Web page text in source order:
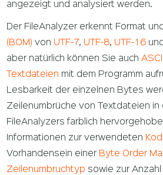
angezeigt und analysiert werden.
Der FileAnalyzer erkennt Format und
(BOM) von UTF-7, UTF-8, UTF-16 und
aber natürlich können Sie auch
Textdateien mit dem Programm
Lesbarkeit der einzelnen Bytes
Zeilenumbrüche von Textdateien in
FileAnalyzers farblich
Informationen zur verwendeten
Vorhandensein einer Byte Order
Zeilenumbruchtyp sowie zur